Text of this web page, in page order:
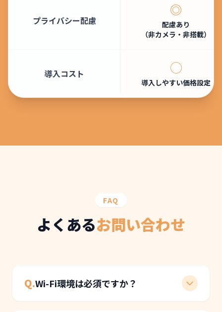
プライバシー配慮
◎
配慮あり
（非カメラ・非搭載）
導入コスト ◯
導入しやすい価格設定
FAQ
よくあるお問い合わせ
Q.Wi-Fi環境は必須ですか？